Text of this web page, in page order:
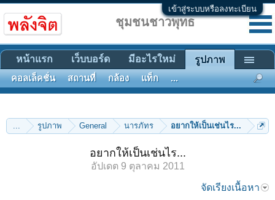
เข้าสู่ระบบหรือลงทะเบียน
... รูปภาพ General นารภัทร อยากให้เป็นเช่นไร...
อยากให้เป็นเช่นไร...
อัปเดต 9 ตุลาคม 2011
จัดเรียงเนื้อหา
ชุมชนชาวพุทธ
หน้าแรก เว็บบอร์ด มีอะไรใหม่ รูปภาพ
คอลเล็คชั่น สถานที่ กล้อง แท็ก ...